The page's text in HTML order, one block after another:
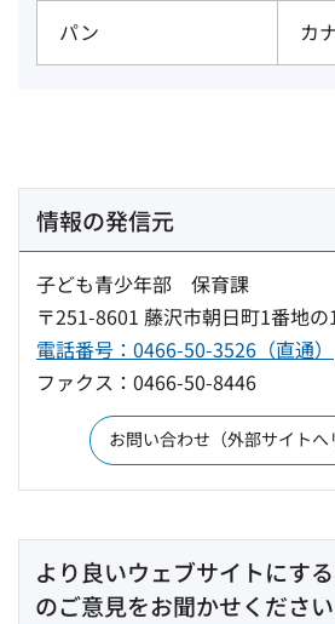
パン カ
情報の発信元
子ども青少年部 保育課
〒251-8601 藤沢市朝日町1番地
電話番号：0466-50-3526（直通）
ファクス：0466-50-8446
お問い合わせ（外部サイトへ
より良いウェブサイトにす
のご意見をお聞かせください